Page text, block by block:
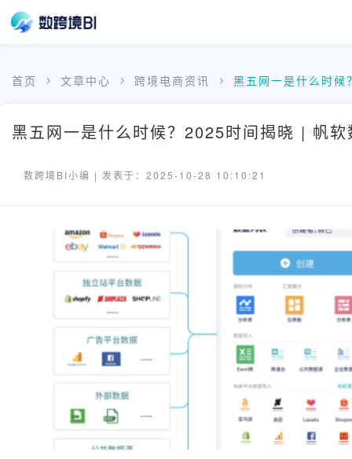
首页 文章中心 跨境电商资讯 黑五网一是什么时
黑五网一是什么时候？2025时间揭晓 | 帆软
数跨境BI小编 | 发表于：2025-10-28 10:10:21